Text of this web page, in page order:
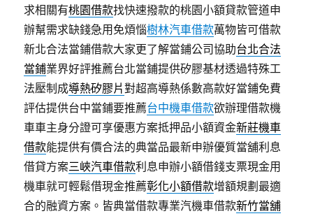
求相關有桃園借款找快速撥款的桃園小額貸款管道申
辦幫需求缺錢急用免煩惱樹林汽車借款萬物皆可借款
新北合法當鋪借款大家更了解當鋪公司協助台北合法
當鋪業界好評推薦台北當鋪提供矽膠基材透過特殊工
法壓制成導熱矽膠片對超高導熱係數高款好當鋪免費
評估提供台中當鋪要推薦台中機車借款欲辦理借款機
車車主身分證可享優惠方案抵押品小額資金新莊機車
借款能提供有價合法的典當品最新申辦優質當舖利息
借貸方案三峽汽車借款利息申辦小額借錢支票現金用
機車就可輕鬆借現金推薦彰化小額借款增額規劃最適
合的融資方案。皆典當借款專業汽機車借款新竹當舖